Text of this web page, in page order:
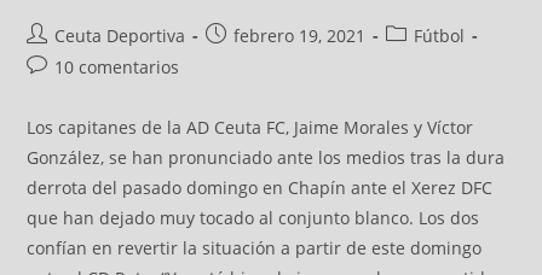
Ceuta Deportiva febrero 19, 2021
Fútbol
10 comentarios
Los capitanes de la AD Ceuta FC, Jaime Morales y Víctor
González, se han pronunciado ante los medios tras la dura
derrota del pasado domingo en Chapín ante el Xerez DFC
que han dejado muy tocado al conjunto blanco. Los dos
confían en revertir la situación a partir de este domingo